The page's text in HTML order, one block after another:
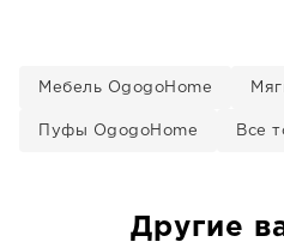
Мебель OgogoHome
Пуфы OgogoHome Все
Другие